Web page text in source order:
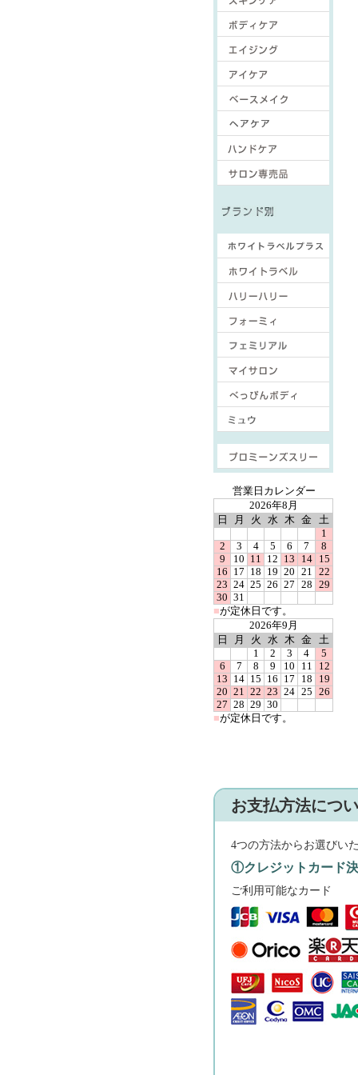
営業日カレンダー
2026年8月
日
月 火 水 木 金
土
1
2
3 4 5 6 7
8
9
10 11 12 13 14
15
16
17 18 19 20 21
22
23 24 25 26 27 28
29
30 31
■が定休日です。
2026年9月
日
月 火 水 木 金
土
1
2 3 4
5
6
7 8 9 10 11
12
13
14 15 16 17 18
19
20 21 22 23 24 25
26
27 28 29 30
■が定休日です。
お支払方法につ
4つの方法からお選びい
①クレジットカード
ご利用可能なカード